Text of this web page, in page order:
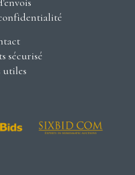
sécurisé
utiles